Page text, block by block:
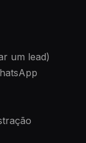
um lead)